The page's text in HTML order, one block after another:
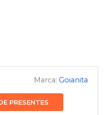
Goianita
PRESENTES